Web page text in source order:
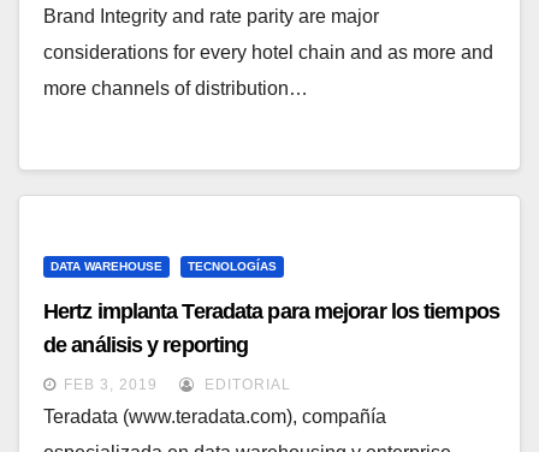
Brand Integrity and rate parity are major
considerations for every hotel chain and as more and
more channels of distribution…
DATA WAREHOUSE TECNOLOGÍAS
Hertz implanta Teradata para mejorar los tiempos
de análisis y reporting
FEB 3, 2019 EDITORIAL
Teradata (www.teradata.com), compañía